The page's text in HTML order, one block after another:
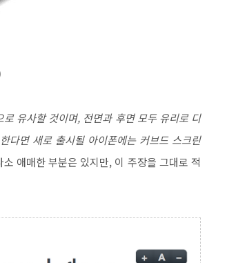
유사할 것이며, 전면과 후면 모두 유리로 디
다면 새로 출시될 아이폰에는 커브드 스크린
애매한 부분은 있지만, 이 주장을 그대로 적